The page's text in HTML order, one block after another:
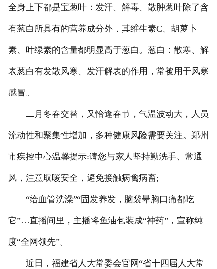
全身上下都是宝葱叶：发汗、解毒、散肿葱叶除了含
有葱白所具有的营养成分外，其维生素C、胡萝卜
素、叶绿素的含量都明显高于葱白。葱白：散寒、解
表葱白有发散风寒、发汗解表的作用，常被用于风寒
感冒。
二月冬春交替，又恰逢春节，气温波动大，人员
流动性和聚集性增加，多种健康风险需要关注。郑州
市疾控中心温馨提示:请您与家人坚持勤洗手、常通
风，注意取暖安全，避免接触病禽病畜;
“给血管洗澡”“固发养发，脑袋晕胸口痛都吃
它”…直播间里，主播将鱼油包装成“神药”，宣称纯
度“全网领先”。
近日，福建省人大常委会官网“省十四届人大常